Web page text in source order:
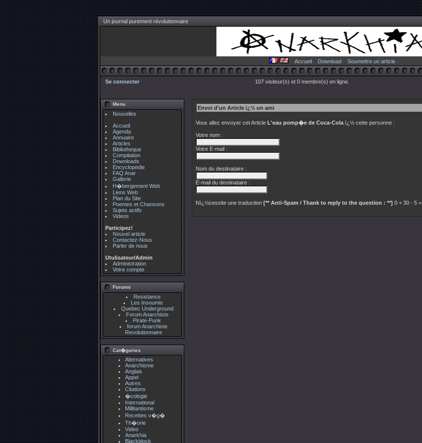
Un journal purement révolutionnaire
Accueil Download Soumettre un article
Se connecter 107 visiteur(s) et 0 membre(s) en ligne.
Menu
Nouvelles
Accueil
Agenda
Annuaire
Articles
Bibliotheque
Compilation
Downloads
Encyclopedie
FAQ Anar
Gallerie
H�bergement Web
Liens Web
Plan du Site
Poemes et Chansons
Sujets actifs
Videos
Participez!
Nouvel article
Contactez-Nous
Parler de nous
Utulisateur/Admin
Administration
Votre compte
Forums
Resistance
Les Insoumis
Quebec Underground
Forum Anarchiste
Pirate-Punk
forum Anarchiste
Revolutionnaire
Cat�gories
Alternatives
Anarchisme
Anglais
Appel
Autres
Citations
�cologie
International
Millitantisme
Recettes v�g�
Th�orie
Video
Anarkhia
Blackblock
Envoi d'un Article ï¿½ un ami
Vous allez envoyer cet Article L'eau pomp�e de Coca-Cola ï¿½ cette personne :
Votre nom :
Votre E-mail :
Nom du destinataire :
E-mail du destinataire :
Nï¿½cessite une traduction [** Anti-Spam / Thank to reply to the question : **] 0 + 30 - 5 =